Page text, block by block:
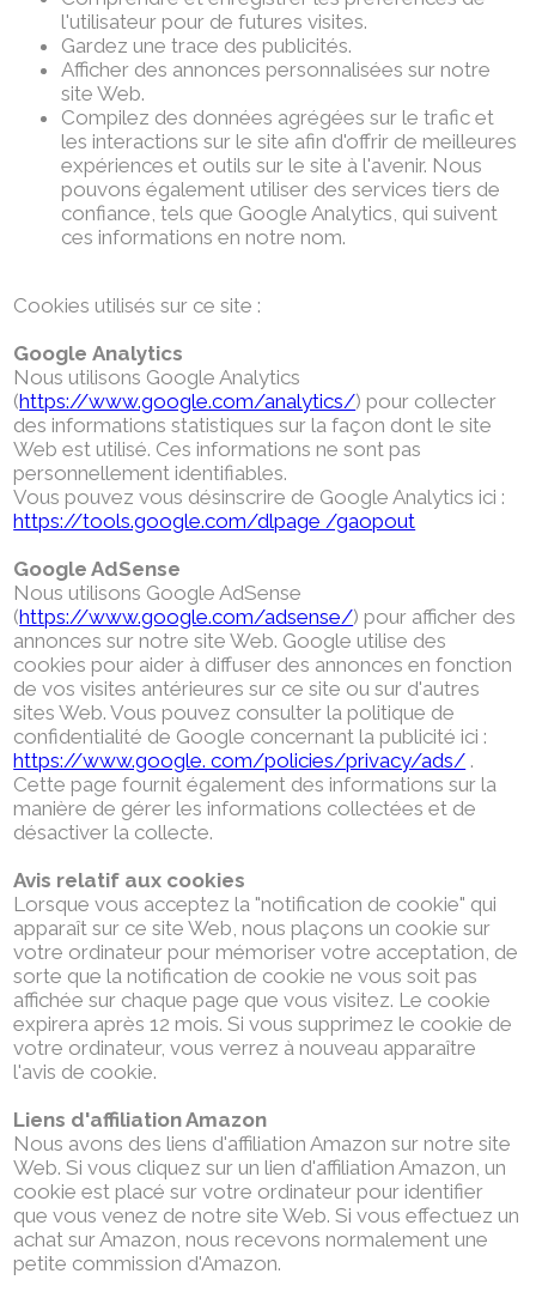
l'utilisateur pour de futures visites.
Gardez une trace des publicités.
Afficher des annonces personnalisées sur notre
site Web.
Compilez des données agrégées sur le trafic et
les interactions sur le site afin d'offrir de meilleures
expériences et outils sur le site à l'avenir. Nous
pouvons également utiliser des services tiers de
confiance, tels que Google Analytics, qui suivent
ces informations en notre nom.
Cookies utilisés sur ce site :
Google Analytics
Nous utilisons Google Analytics
(https://www.google.com/analytics/) pour collecter
des informations statistiques sur la façon dont le site
Web est utilisé. Ces informations ne sont pas
personnellement identifiables.
Vous pouvez vous désinscrire de Google Analytics ici :
https://tools.google.com/dlpage /gaopout
Google AdSense
Nous utilisons Google AdSense
(https://www.google.com/adsense/) pour afficher des
annonces sur notre site Web. Google utilise des
cookies pour aider à diffuser des annonces en fonction
de vos visites antérieures sur ce site ou sur d'autres
sites Web. Vous pouvez consulter la politique de
confidentialité de Google concernant la publicité ici :
https://www.google. com/policies/privacy/ads/ .
Cette page fournit également des informations sur la
manière de gérer les informations collectées et de
désactiver la collecte.
Avis relatif aux cookies
Lorsque vous acceptez la "notification de cookie" qui
apparaît sur ce site Web, nous plaçons un cookie sur
votre ordinateur pour mémoriser votre acceptation, de
sorte que la notification de cookie ne vous soit pas
affichée sur chaque page que vous visitez. Le cookie
expirera après 12 mois. Si vous supprimez le cookie de
votre ordinateur, vous verrez à nouveau apparaître
l'avis de cookie.
Liens d'affiliation Amazon
Nous avons des liens d'affiliation Amazon sur notre site
Web. Si vous cliquez sur un lien d'affiliation Amazon, un
cookie est placé sur votre ordinateur pour identifier
que vous venez de notre site Web. Si vous effectuez un
achat sur Amazon, nous recevons normalement une
petite commission d'Amazon.